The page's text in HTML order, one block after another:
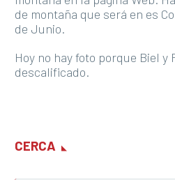
de montaña que será en es
de Junio.
Hoy no hay foto porque Biel y
descalificado.
CERCA